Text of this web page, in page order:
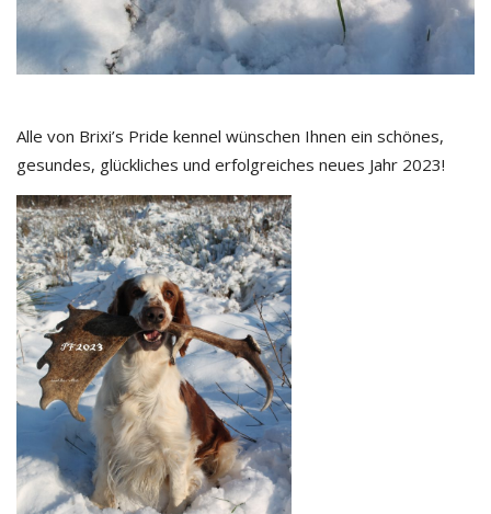
Alle von Brixi’s Pride kennel wünschen Ihnen ein schönes,
gesundes, glückliches und erfolgreiches neues Jahr 2023!